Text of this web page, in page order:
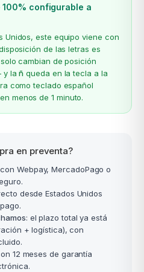
configurable a
Unidos, este equipo viene con
de las letras es
cambian de posición
y lañ queda en la tecla a la
como teclado español
en menos de 1 minuto.
en preventa?
con Webpay, MercadoPago o
desde Estados Unidos
: el plazo total ya está
+ logística), con
12 meses de garantía